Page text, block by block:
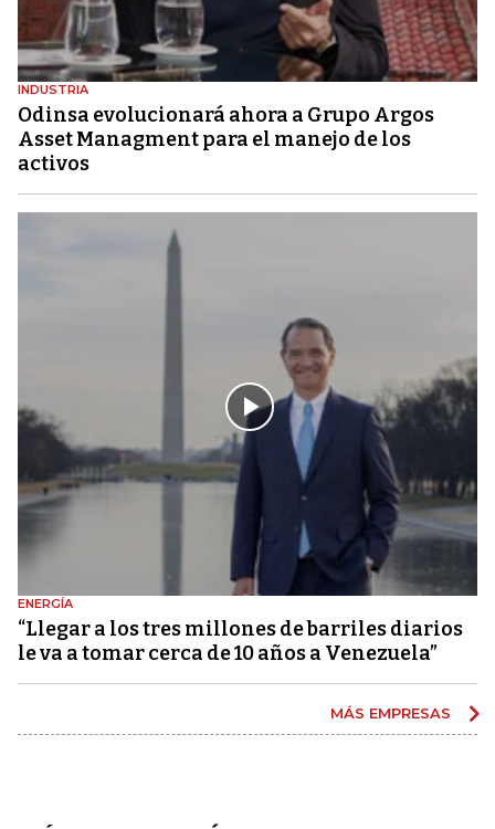
INDUSTRIA
Odinsa evolucionará ahora a Grupo Argos
Asset Managment para el manejo de los
activos
ENERGÍA
“Llegar a los tres millones de barriles diarios
le va a tomar cerca de 10 años a Venezuela”
MÁS EMPRESAS